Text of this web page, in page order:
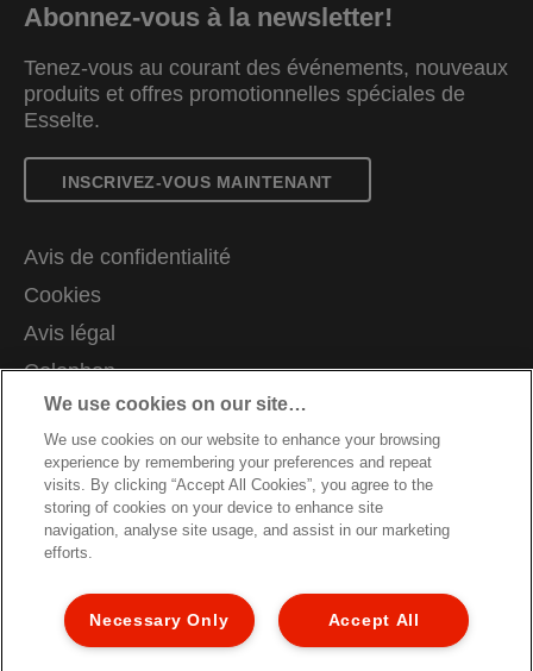
Abonnez-vous à la newsletter!
Tenez-vous au courant des événements, nouveaux
produits et offres promotionnelles spéciales de
Esselte.
INSCRIVEZ-VOUS MAINTENANT
Avis de confidentialité
Cookies
Avis légal
Colophon
Gérer mes données
Support client
Carrières
Guide du recyclage des emballages
Conditions de garantie
Déclarations de conformité
Plan du site
We use cookies on our site…
We use cookies on our website to enhance your browsing
experience by remembering your preferences and repeat
visits. By clicking “Accept All Cookies”, you agree to the
storing of cookies on your device to enhance site
navigation, analyse site usage, and assist in our marketing
efforts.
Accept All
Necessary Only